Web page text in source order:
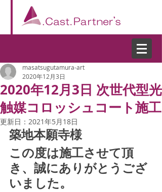
2020年12月3日 次世代型光
触媒コロッシュコート施工
masatsugutamura-art
2020年12月3日
更新日： 2021年5月18日
築地本願寺様
この度は施工させて頂
き、誠にありがとうござ
いました。